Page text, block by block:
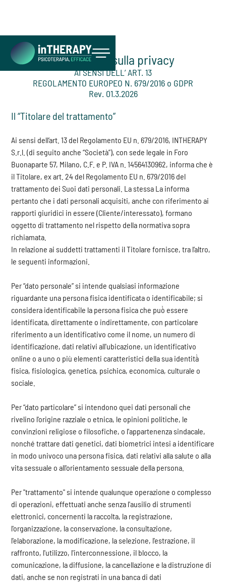
Informativa sulla privacy
AI SENSI DELL’ ART. 13
REGOLAMENTO EUROPEO N. 679/2016 o GDPR
Rev. 01.3.2026
Il “Titolare del trattamento”
Ai sensi dell’art. 13 del Regolamento EU n. 679/2016, INTHERAPY
S.r.l. (di seguito anche “Società”), con sede legale in Foro
Buonaparte 57, Milano, C.F. e P. IVA n. 14564130962, informa che è
il Titolare, ex art. 24 del Regolamento EU n. 679/2016 del
trattamento dei Suoi dati personali. La stessa La informa
pertanto che i dati personali acquisiti, anche con riferimento ai
rapporti giuridici in essere (Cliente/interessato), formano
oggetto di trattamento nel rispetto della normativa sopra
richiamata.
In relazione ai suddetti trattamenti il Titolare fornisce, tra l’altro,
le seguenti informazioni.
Per “dato personale” si intende qualsiasi informazione
riguardante una persona fisica identificata o identificabile; si
considera identificabile la persona fisica che può̀ essere
identificata, direttamente o indirettamente, con particolare
riferimento a un identificativo come il nome, un numero di
identificazione, dati relativi all'ubicazione, un identificativo
online o a uno o più elementi caratteristici della sua identità̀
fisica, fisiologica, genetica, psichica, economica, culturale o
sociale.
Per “dato particolare” si intendono quei dati personali che
rivelino l'origine razziale o etnica, le opinioni politiche, le
convinzioni religiose o filosofiche, o l'appartenenza sindacale,
nonché trattare dati genetici, dati biometrici intesi a identificare
in modo univoco una persona fisica, dati relativi alla salute o alla
vita sessuale o all'orientamento sessuale della persona.
Per "trattamento" si intende qualunque operazione o complesso
di operazioni, effettuati anche senza l'ausilio di strumenti
elettronici, concernenti la raccolta, la registrazione,
l'organizzazione, la conservazione, la consultazione,
l'elaborazione, la modificazione, la selezione, l'estrazione, il
raffronto, l'utilizzo, l'interconnessione, il blocco, la
comunicazione, la diffusione, la cancellazione e la distruzione di
dati, anche se non registrati in una banca di dati